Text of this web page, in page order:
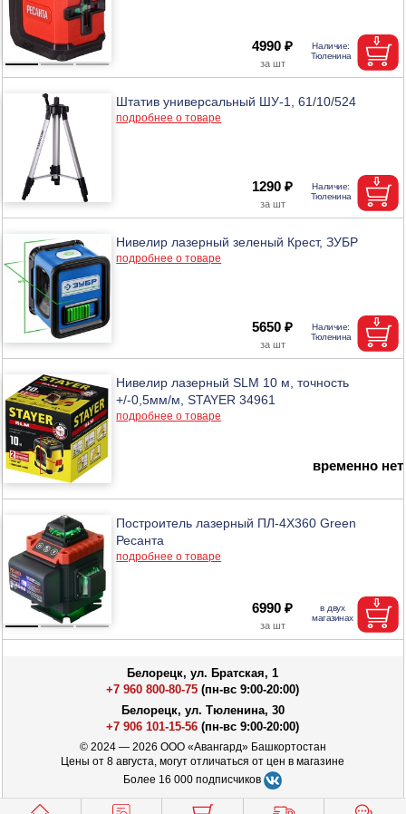
4990 ₽
Штатив универсальный ШУ-1, 61/10/524
подробнее о товаре
1290 ₽
Нивелир лазерный зеленый Крест, ЗУБР
подробнее о товаре
5650 ₽
Нивелир лазерный SLM 10 м, точность
+/-0,5мм/м, STAYER 34961
подробнее о товаре
временно нет
Построитель лазерный ПЛ-4Х360 Green
Ресанта
подробнее о товаре
6990 ₽
Белорецк, ул. Братская, 1
+7 960 800-80-75 (пн-вс 9:00-20:00)
Белорецк, ул. Тюленина, 30
+7 906 101-15-56 (пн-вс 9:00-20:00)
© 2024 — 2026 ООО «Авангард» Башкортостан
Цены от 8 августа, могут отличаться от цен в магазине
Более 16 000 подписчиков